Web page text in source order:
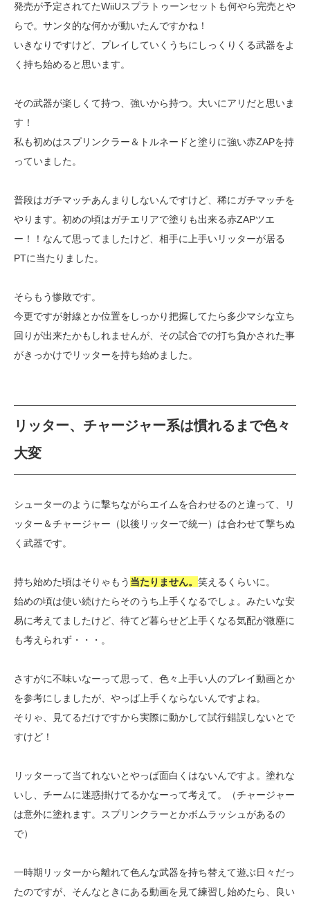
発売が予定されてたWiiUスプラトゥーンセットも何やら完売とや
らで。サンタ的な何かが動いたんですかね！
いきなりですけど、プレイしていくうちにしっくりくる武器をよ
く持ち始めると思います。
その武器が楽しくて持つ、強いから持つ。大いにアリだと思いま
す！
私も初めはスプリンクラー＆トルネードと塗りに強い赤ZAPを持
っていました。
普段はガチマッチあんまりしないんですけど、稀にガチマッチを
やります。初めの頃はガチエリアで塗りも出来る赤ZAPツエ
ー！！なんて思ってましたけど、相手に上手いリッターが居る
PTに当たりました。
そらもう惨敗です。
今更ですが射線とか位置をしっかり把握してたら多少マシな立ち
回りが出来たかもしれませんが、その試合での打ち負かされた事
がきっかけでリッターを持ち始めました。
リッター、チャージャー系は慣れるまで色々
大変
シューターのように撃ちながらエイムを合わせるのと違って、リ
ッター＆チャージャー（以後リッターで統一）は合わせて撃ちぬ
く武器です。
持ち始めた頃はそりゃもう 当たりません。 笑えるくらいに。
始めの頃は使い続けたらそのうち上手くなるでしょ。みたいな安
易に考えてましたけど、待てど暮らせど上手くなる気配が微塵に
も考えられず・・・。
さすがに不味いなーって思って、色々上手い人のプレイ動画とか
を参考にしましたが、やっぱ上手くならないんですよね。
そりゃ、見てるだけですから実際に動かして試行錯誤しないとで
すけど！
リッターって当てれないとやっぱ面白くはないんですよ。塗れな
いし、チームに迷惑掛けてるかなーって考えて。（チャージャー
は意外に塗れます。スプリンクラーとかボムラッシュがあるの
で）
一時期リッターから離れて色んな武器を持ち替えて遊ぶ日々だっ
たのですが、そんなときにある動画を見て練習し始めたら、良い